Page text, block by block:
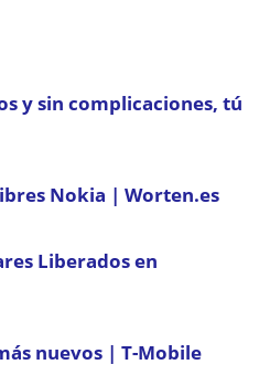
y sin complicaciones, tú
Nokia | Worten.es
Liberados en
nuevos | T-Mobile